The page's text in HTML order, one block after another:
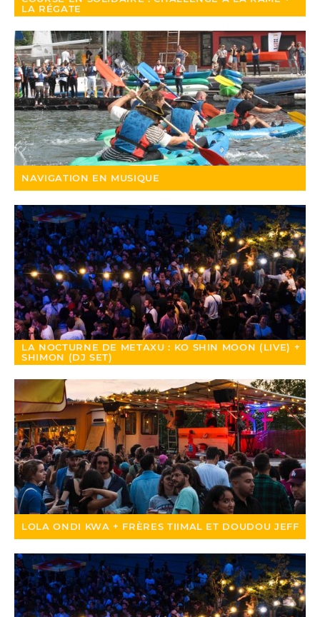
LA RÉGATE
NAVIGATION EN MUSIQUE
LA NOCTURNE DE METAXU : KO SHIN MOON (LIVE) +
SHIMON (DJ SET)
LOLA ONDI KWA + FRÈRES TIIMAL ET DOUDOU JEFF